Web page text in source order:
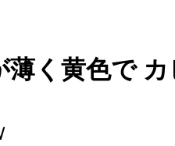
薄く黄色で